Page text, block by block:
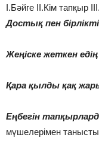
І.Бәйге ІІ.Кім тапқыр
Достық пен
Жеңіске жеткен
Қара қылды қақ
Еңбегін
мүшелерімен